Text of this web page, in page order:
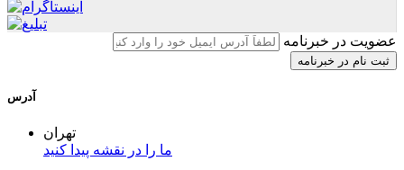
عضویت در خبرنامه
آدرس
تهران
ما را در نقشه پیدا کنید